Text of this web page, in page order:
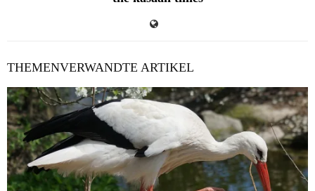
THEMENVERWANDTE ARTIKEL